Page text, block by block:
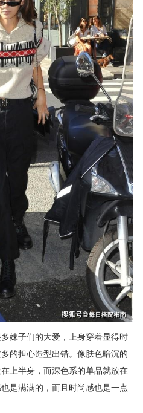
子们的大爱，上身穿着显得时
的担心造型出错。像肤色暗沉的
上半身，而深色系的单品就放在
是满满的，而且时尚感也是一点